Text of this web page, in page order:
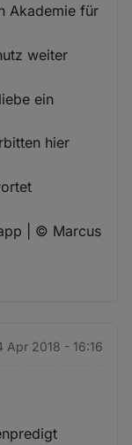
Akademie für
weiter
ein
hier
| © Marcus
Apr 2018 - 16:16